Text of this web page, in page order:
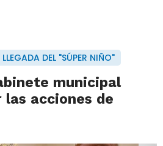
DEL "SÚPER NIÑO"
municipal
acciones de